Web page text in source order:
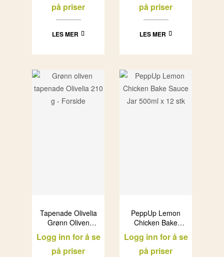
på priser
LES MER
på priser
LES MER
Tapenade Olivelia
Grønn Oliven
(12x210ml)
Logg inn for å se
på priser
PeppUp Lemon
Chicken Bake
Sauce Jar 500ml
x 12 stk
Logg inn for å se
på priser